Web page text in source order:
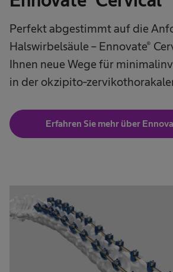
Perfekt abgestimmt auf die
Halswirbelsäule – Ennovate®
Ihnen neue Wege für
in der okzipito-
Erfahren Sie mehr über